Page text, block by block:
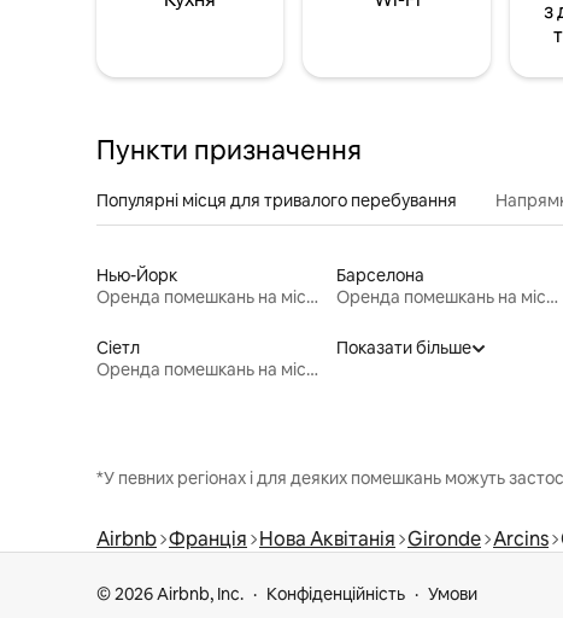
з
Пункти призначення
Популярні місця для тривалого перебування
Нью-Йорк
Оренда помешкань на місяць
Барселона
Оренда помешкань на місяць
Сіетл
Оренда помешкань на місяць
Показати більше
*У певних регіонах і для деяких помешкань можуть
Airbnb Франція Нова Аквітанія Gironde Arcins
© 2026 Airbnb, Inc. Конфіденційність Умови